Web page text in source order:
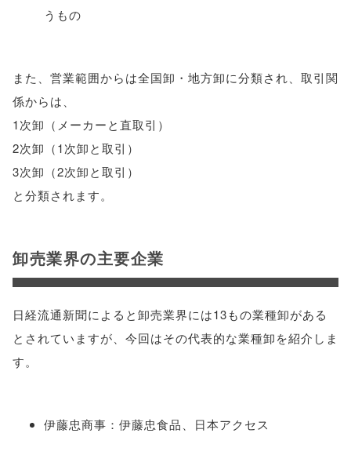
うもの
また、営業範囲からは全国卸・地方卸に分類され、取引関
係からは、
1次卸（メーカーと直取引）
2次卸（1次卸と取引）
3次卸（2次卸と取引）
と分類されます。
卸売業界の主要企業
日経流通新聞によると卸売業界には13もの業種卸がある
とされていますが、今回はその代表的な業種卸を紹介しま
す。
伊藤忠商事：伊藤忠食品、日本アクセス